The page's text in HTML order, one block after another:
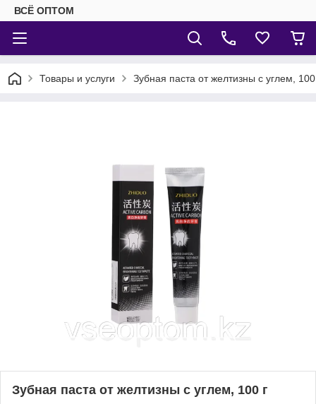
ВСЁ ОПТОМ
Товары и услуги Зубная паста от желтизны с углем, 100
Зубная паста от желтизны с углем, 100 г